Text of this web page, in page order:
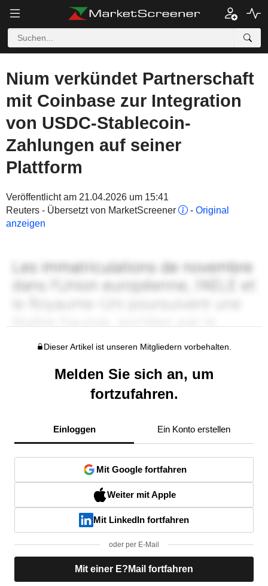
Nium verkündet Partnerschaft
mit Coinbase zur Integration
von USDC-Stablecoin-
Zahlungen auf seiner
Plattform
Veröffentlicht am 21.04.2026 um 15:41
Reuters - Übersetzt von MarketScreener
- Original
anzeigen
Dieser Artikel ist unseren Mitgliedern vorbehalten.
Melden Sie sich an, um
fortzufahren.
Einloggen Ein Konto erstellen
Mit Google fortfahren
Weiter mit Apple
Mit LinkedIn fortfahren
oder per E-Mail
Mit einer E?Mail fortfahren